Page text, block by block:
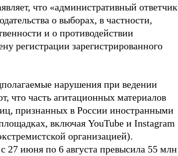
что «административный ответчик
о выборах, в частности,
и о противодействии
регистрации зарегистрированного
нарушения при ведении
что часть агитационных материалов
признанных в России иностранными
включая YouTube и Instagram
организацией).
27 июня по 6 августа превысила 55 млн